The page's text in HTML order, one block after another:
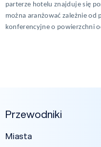
parterze hotelu znajduje się
można aranżować zależnie
konferencyjne o powierzchni
Przewodniki
Miasta